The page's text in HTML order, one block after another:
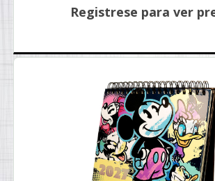
Registrese para ver